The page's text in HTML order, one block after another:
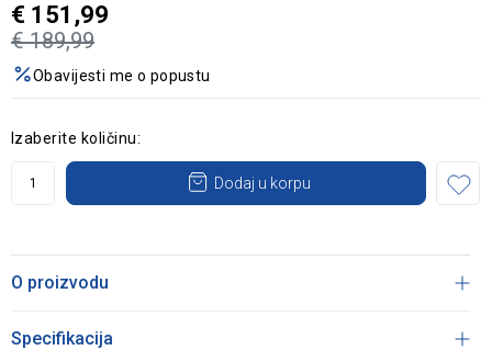
€ 189,99
€ 151,99
Obavijesti me o popustu
Izaberite količinu:
Dodaj u korpu
O proizvodu
Specifikacija